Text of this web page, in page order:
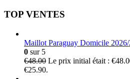
TOP VENTES
Maillot Paraguay Domicile
0 sur 5
€48.00 Le prix initial était :
€25.90.